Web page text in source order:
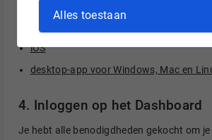
Alles toestaan
iOS
desktop-app voor Windows, Mac en
4. Inloggen op het Dashboard
Je hebt alle benodigdheden gekocht om